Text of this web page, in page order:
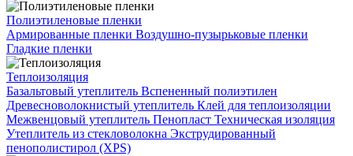
Полиэтиленовые пленки
Армированные пленки Воздушно-пузырьковые пленки
Гладкие пленки
Теплоизоляция
Базальтовый утеплитель Вспененный полиэтилен
Древесноволокнистый утеплитель Клей для теплоизоляции
Межвенцовый утеплитель Пенопласт Техническая изоляция
Утеплитель из стекловолокна Экструдированный
пенополистирол (XPS)